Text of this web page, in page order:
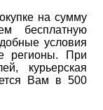
на сумму
бесплатную
условия
регионы. При
курьерская
Вам в 500